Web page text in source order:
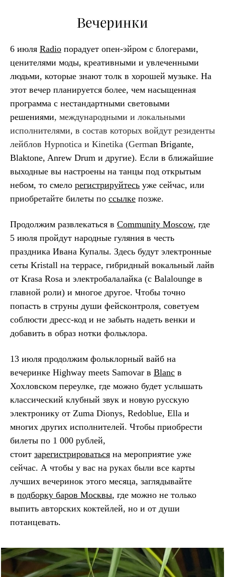
Вечеринки
6 июля Radio порадует опен-эйром с блогерами,
ценителями моды, креативными и увлеченными
людьми, которые знают толк в хорошей музыке. На
этот вечер планируется более, чем насыщенная
программа с нестандартными световыми
решениями, международными и локальными
исполнителями, в состав которых войдут резиденты
лейблов Hypnotica и Kinetika (German Brigante,
Blaktone, Anrew Drum и другие). Если в ближайшие
выходные вы настроены на танцы под открытым
небом, то смело регистрируйтесь уже сейчас, или
приобретайте билеты по ссылке позже.
Продолжим развлекаться в Community Moscow, где
5 июля пройдут народные гуляния в честь
праздника Ивана Купалы. Здесь будут электронные
сеты Kristall на террасе, гибридный вокальный лайв
от Krasa Rosa и электробалалайка (с Balalounge в
главной роли) и многое другое. Чтобы точно
попасть в струны души фейсконтроля, советуем
соблюсти дресс-код и не забыть надеть венки и
добавить в образ нотки фольклора.
13 июля продолжим фольклорный вайб на
вечеринке Highway meets Samovar в Blanc в
Хохловском переулке, где можно будет услышать
классический клубный звук и новую русскую
электронику от Zuma Dionys, Redoblue, Ella и
многих других исполнителей. Чтобы приобрести
билеты по 1 000 рублей,
стоит зарегистрироваться на мероприятие уже
сейчас. А чтобы у вас на руках были все карты
лучших вечеринок этого месяца, заглядывайте
в подборку баров Москвы, где можно не только
выпить авторских коктейлей, но и от души
потанцевать.